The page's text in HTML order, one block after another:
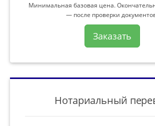
Минимальная базовая цена.
— после проверки
Заказать
Нотариальный